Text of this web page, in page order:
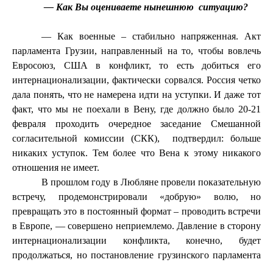
— Как Вы оцениваете нынешнюю ситуацию?
— Как военные – стабильно напряженная. Акт
парламента Грузии, направленный на то, чтобы вовлечь
Евросоюз, США в конфликт, то есть добиться его
интернационализации, фактически сорвался. Россия четко
дала понять, что не намерена идти на уступки. И даже тот
факт, что мы не поехали в Вену, где должно было 20-21
февраля проходить очередное заседание Смешанной
согласительной
комиссии (СКК),
подтвердил: больше
никаких уступок. Тем более что Вена к этому никакого
отношения не имеет.
В прошлом году в Любляне провели показательную
встречу, продемонстрировали «добрую» волю, но
превращать это в постоянный формат – проводить встречи
в Европе, — совершено неприемлемо. Давление в сторону
интернационализации конфликта, конечно, будет
продолжаться, но постановление грузинского парламента